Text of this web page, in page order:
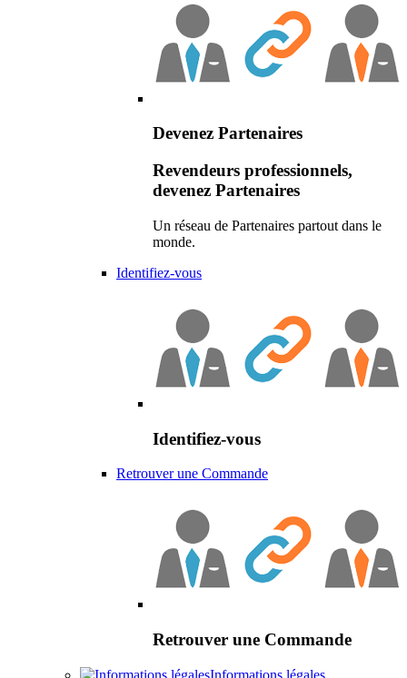
Devenez Partenaires
Revendeurs professionnels,
devenez Partenaires
Un réseau de Partenaires partout dans le
monde.
Identifiez-vous
Identifiez-vous
Retrouver une Commande
Retrouver une Commande
Informations légales